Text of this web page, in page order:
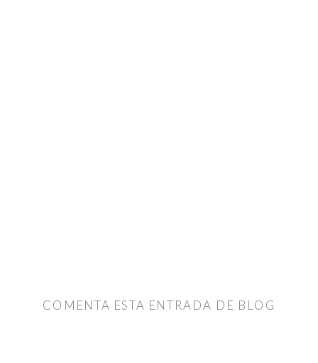
COMENTA ESTA ENTRADA DE BLOG